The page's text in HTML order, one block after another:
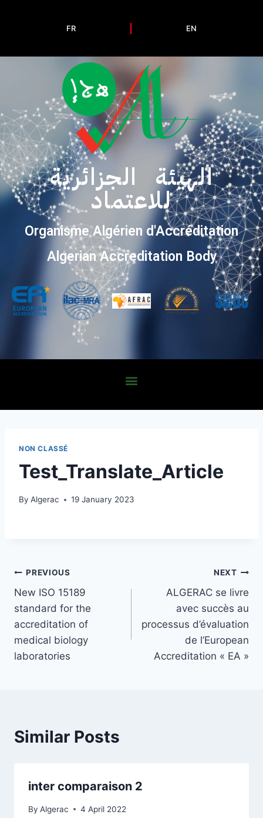
FR EN
الهيئة الجزائرية
للاعتماد
Organisme Algérien d'Accréditation
Algerian Accreditation Body
NON CLASSÉ
Test_Translate_Article
By Algerac 19 January 2023
PREVIOUS
New ISO 15189
standard for the
accreditation of
medical biology
laboratories
NEXT
ALGERAC se livre
avec succès au
processus d’évaluation
de l’European
Accreditation « EA »
Similar Posts
inter comparaison 2
By Algerac 4 April 2022